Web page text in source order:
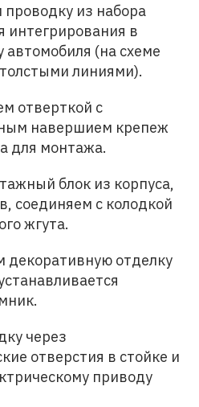
из набора
интегрирования в
автомобиля (на схеме
линиями).
отверткой с
навершием крепеж
для монтажа.
блок из корпуса,
соединяем с колодкой
жгута.
декоративную отделку
через
отверстия в стойке и
приводу